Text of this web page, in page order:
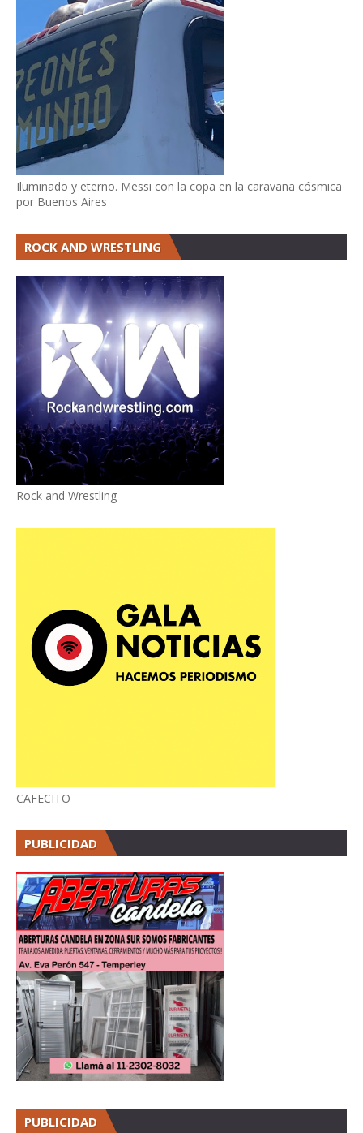
Iluminado y eterno. Messi con la copa en la caravana cósmica
por Buenos Aires
ROCK AND WRESTLING
Rock and Wrestling
CAFECITO
PUBLICIDAD
PUBLICIDAD